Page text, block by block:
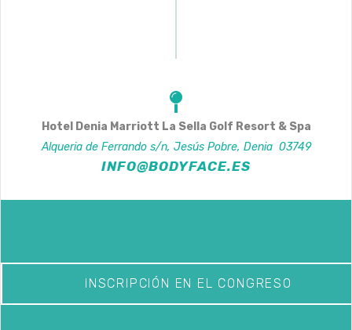
Hotel Denia Marriott La Sella Golf Resort & Spa
Alqueria de Ferrando s/n, Jesús Pobre, Denia 03749
INFO@BODYFACE.ES
INSCRIPCIÓN EN EL CONGRESO